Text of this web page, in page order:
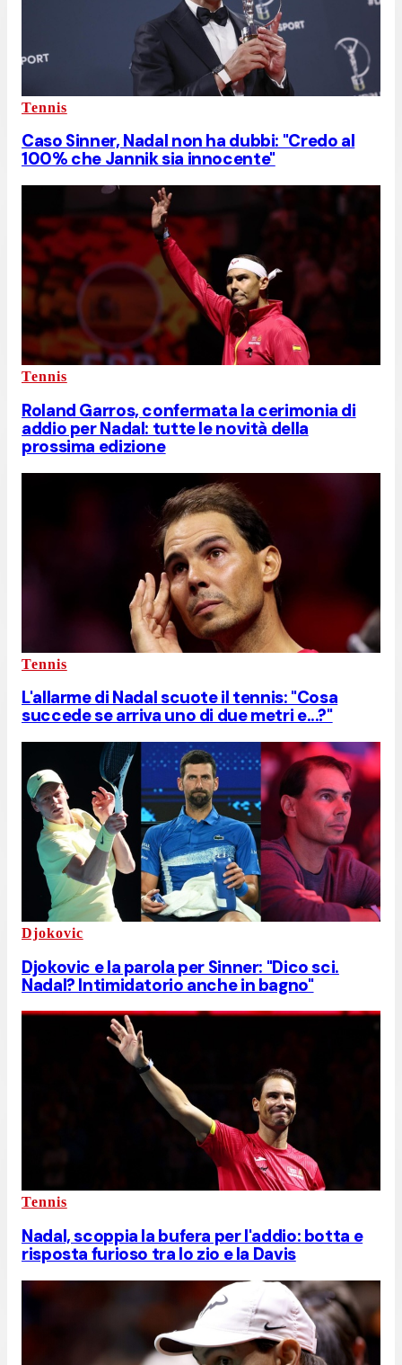
Tennis
Caso Sinner, Nadal non ha dubbi: "Credo al
100% che Jannik sia innocente"
Tennis
Roland Garros, confermata la cerimonia di
addio per Nadal: tutte le novità della
prossima edizione
Tennis
L'allarme di Nadal scuote il tennis: "Cosa
succede se arriva uno di due metri e...?"
Djokovic
Djokovic e la parola per Sinner: "Dico sci.
Nadal? Intimidatorio anche in bagno"
Tennis
Nadal, scoppia la bufera per l'addio: botta e
risposta furioso tra lo zio e la Davis